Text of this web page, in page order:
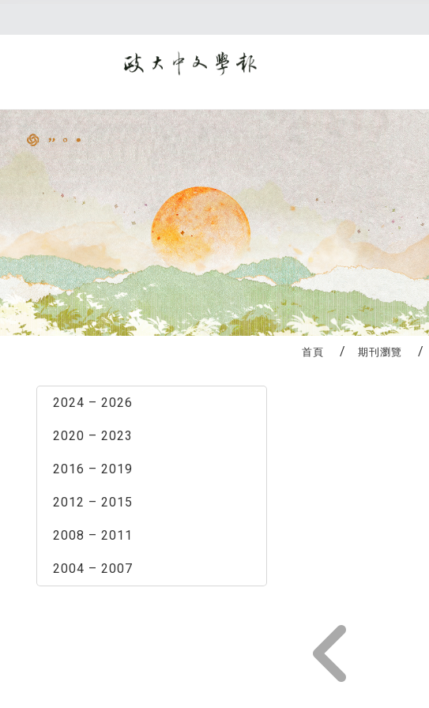
2024 – 2026
2020 – 2023
2016 – 2019
2012 – 2015
2008 – 2011
2004 – 2007
首頁 期刊瀏覽